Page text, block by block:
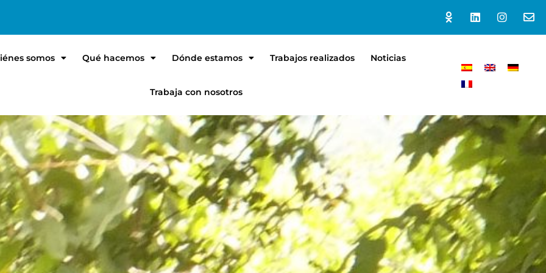
somos Qué hacemos Dónde estamos Trabajos realizados Noticias
Trabaja con nosotros